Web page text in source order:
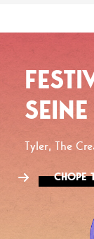
SEINE
Tyler, The
CHOPE